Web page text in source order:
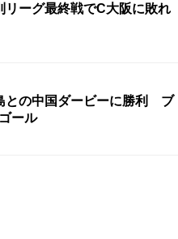
ーグ最終戦でC大阪に敗れ
との中国ダービーに勝利 ブ
ール